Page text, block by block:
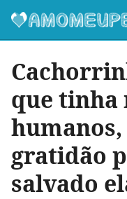
que tinha
gratidão
salvado